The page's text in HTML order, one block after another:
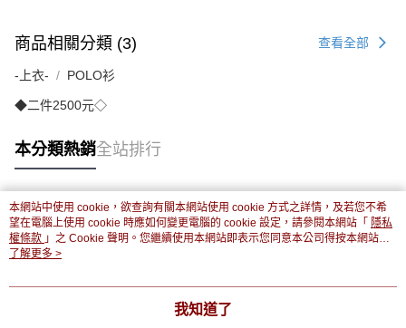
商品相關分類 (3) 查看全部
-上衣- POLO衫
◆二件2500元◇
本分類熱銷全站排行
熱門標籤
本網站中使用 cookie，欲查詢有關本網站使用 cookie 方式之詳情，及若您不希
望在電腦上使用 cookie 時應如何變更電腦的 cookie 設定，請參閱本網站「 隱私
權條款 」之 Cookie 聲明。您繼續使用本網站即表示您同意本公司得按本網站使
用條款之 Cookie 聲明使用 cookie。
了解更多 >
我知道了